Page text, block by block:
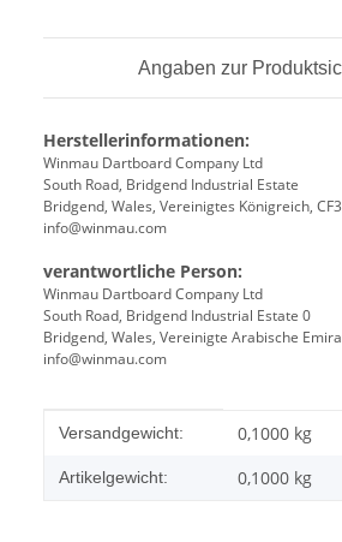
Angaben zur
Herstellerinformationen:
Winmau Dartboard Company Ltd
South Road, Bridgend Industrial Estate
Bridgend, Wales, Vereinigtes Königreich,
info@winmau.com
verantwortliche Person:
Winmau Dartboard Company Ltd
South Road, Bridgend Industrial Estate 0
Bridgend, Wales, Vereinigte Arabische
info@winmau.com
Produkteigenschaft
Wert
Versandgewicht: 0,1000 kg
Artikelgewicht: 0,1000 kg